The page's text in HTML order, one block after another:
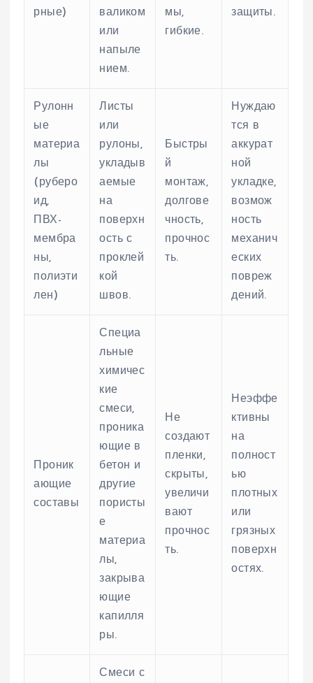
рные)
валиком
или
напыле
нием.
мы,
гибкие.
защиты.
Рулонн
ые
материа
лы
(руберо
ид,
ПВХ-
мембра
ны,
полиэти
лен)
Листы
или
рулоны,
укладыв
аемые
на
поверхн
ость с
проклей
кой
швов.
Быстры
й
монтаж,
долгове
чность,
прочнос
ть.
Нуждаю
тся в
аккурат
ной
укладке,
возмож
ность
механич
еских
повреж
дений.
Проник
ающие
составы
Специа
льные
химичес
кие
смеси,
проника
ющие в
бетон и
другие
пористы
е
материа
лы,
закрыва
ющие
капилля
ры.
Не
создают
пленки,
скрыты,
увеличи
вают
прочнос
ть.
Неэффе
ктивны
на
полност
ью
плотных
или
грязных
поверхн
остях.
Смеси с